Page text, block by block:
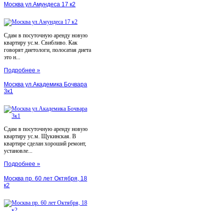
Москва ул.Амундеса 17 к2
Сдам в посуточную аренду новую
квартиру ус.м. Свибливо. Как
говорят диетологи, полосатая диета
это н...
Подробнее »
Москва ул.Академика Бочвара
3к1
Сдам в посуточную аренду новую
квартиру ус.м. Щукинская. В
квартире сделан хороший ремонт,
установле...
Подробнее »
Москва пр. 60 лет Октября, 18
к2